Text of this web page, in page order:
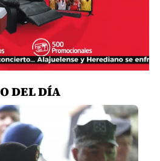
DEL DÍA